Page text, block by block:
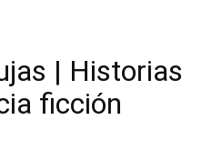
| Historias
ficción